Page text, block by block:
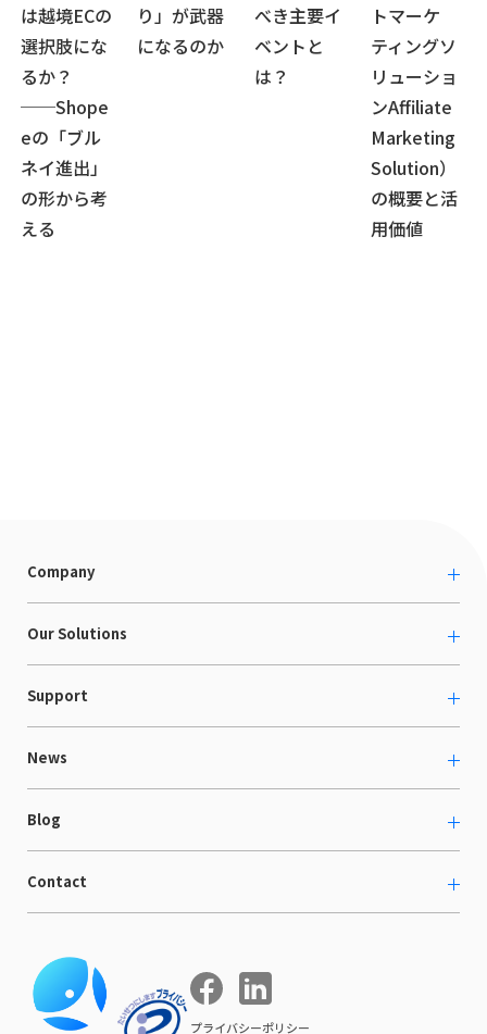
は越境ECの
選択肢にな
るか？
──Shope
eの「ブル
ネイ進出」
の形から考
える
り」が武器
になるのか
べき主要イ
ベントと
は？
トマーケ
ティングソ
リューショ
ンAffiliate
Marketing
Solution）
の概要と活
用価値
Company
About us
カルチャー
採用情報
Our Solutions
越境ECコンサルティング
Shopee支援
LaunchCart
海外向けホームページ制作
COMPE NAVI
Support
お役立ち資料
セミナー情報
News
プレスリリース
イベント
ニュース
Blog
ECブログ
開発ブログ
イベントレポート
Contact
プライバシーポリシー